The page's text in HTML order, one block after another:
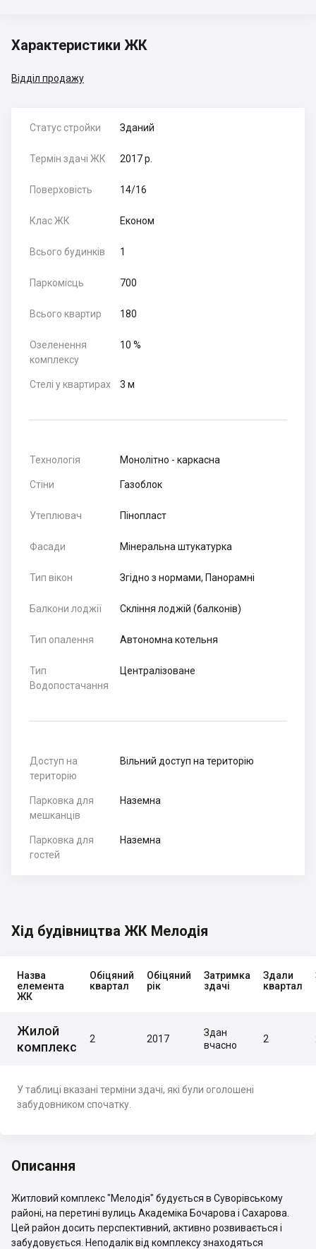
Характеристики ЖК
Відділ продажу
Статус стройки Зданий
Термін здачі ЖК 2017 р.
Поверховість 14/16
Клас ЖК Економ
Всього будинків 1
Паркомісць 700
Всього квартир 180
Озеленення
комплексу
10 %
Стелі у квартирах 3 м
Технологія Монолітно - каркасна
Стіни Газоблок
Утеплювач Пінопласт
Фасади Мінеральна штукатурка
Тип вікон Згідно з нормами, Панорамні
Балкони лоджії Скління лоджій (балконів)
Тип опалення Автономна котельня
Тип
Водопостачання
Централізоване
Доступ на
територію
Вільний доступ на територію
Парковка для
мешканців
Наземна
Парковка для
гостей
Наземна
Хід будівництва ЖК Мелодія
Назва
елемента
ЖК
Обіцяний
квартал
Обіцяний
рік
Затримка
здачі
Здали
квартал
Жилой
комплекс
2 2017
Здан
вчасно
2
У таблиці вказані терміни здачі, які були оголошені
забудовником спочатку.
Описання
Житловий комплекс "Мелодія" будується в Суворівському
районі, на перетині вулиць Академіка Бочарова і Сахарова.
Цей район досить перспективний, активно розвивається і
забудовується. Неподалік від комплексу знаходяться